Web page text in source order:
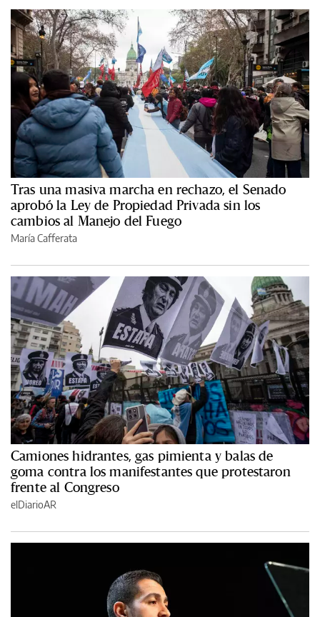
Tras una masiva marcha en rechazo, el Senado
aprobó la Ley de Propiedad Privada sin los
cambios al Manejo del Fuego
María Cafferata
Camiones hidrantes, gas pimienta y balas de
goma contra los manifestantes que protestaron
frente al Congreso
elDiarioAR